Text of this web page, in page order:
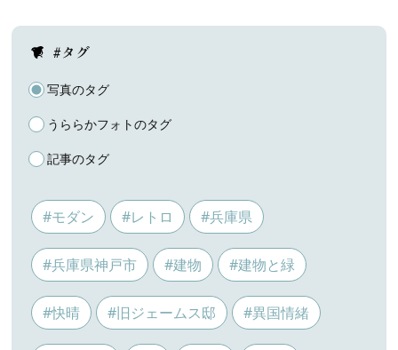
#タグ
写真のタグ
うららかフォトのタグ
記事のタグ
#モダン #レトロ #兵庫県
#兵庫県神戸市 #建物 #建物と緑
#快晴 #旧ジェームス邸 #異国情緒